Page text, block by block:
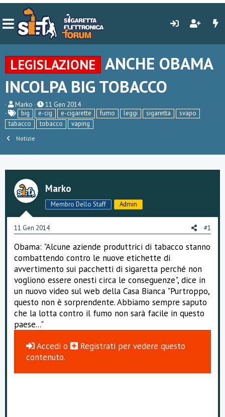
LEGISLAZIONE ANCHE OBAMA
INCOLPA BIG TOBACCO
C
r
e
a
D
s
c
u
s
i
o
e
Marko
D
a
t
a
i
i
o
11 Gen 2014
big
e-cig e-cigarette fumo leggi sigaretta
svapo
tabacco
tobacco vaping
Notizie
Marko
Membro Dello Staff Admin
11 Gen 2014 #1
Obama: "Alcune aziende produttrici di tabacco stanno
combattendo contro le nuove etichette di
avvertimento sui pacchetti di sigaretta perché non
vogliono essere onesti circa le conseguenze", dice in
un nuovo video sul web della Casa Bianca "Purtroppo,
questo non è sorprendente. Abbiamo sempre saputo
che la lotta contro il fumo non sarà facile in questo
paese..."
Accedi o Registrati per vedere questo
contenuto.